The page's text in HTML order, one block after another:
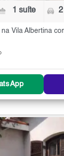
1 suíte
Vila Albertina